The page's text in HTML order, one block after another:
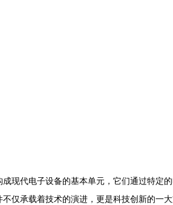
成现代电子设备的基本单元，它们通过特定
不仅承载着技术的演进，更是科技创新的一